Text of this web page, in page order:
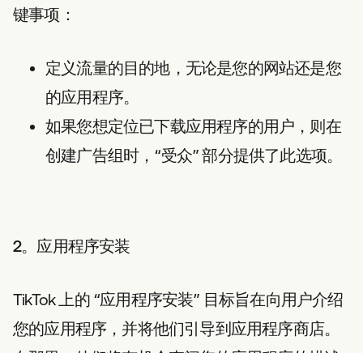
键事项：
定义流量的目的地，无论是您的网站还是您
的应用程序。
如果您想定位已下载应用程序的用户，则在
创建广告组时，“受众” 部分提供了此选项。
2。应用程序安装
TikTok 上的 “应用程序安装” 目标旨在向用户介绍
您的应用程序，并将他们引导到应用程序商店。